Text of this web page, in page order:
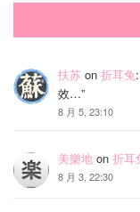
扶苏 on 折耳兔
效…”
8 月 5, 23:10
美樂地 on 折耳
8 月 3, 22:30